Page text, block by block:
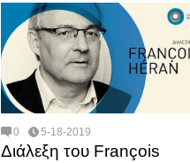
0 5-18-2019
Διάλεξη του François